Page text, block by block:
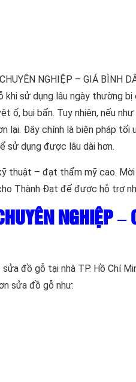
NGHIỆP – GIÁ BÌNH
khi sử dụng lâu ngày thường
ố, bụi bẩn. Tuy nhiên, nếu
lại. Đây chính là biện pháp tối
sử dụng được lâu dài hơn.
thuật – đạt thẩm mỹ cao.
Thành Đạt để được hỗ trợ
NGHIỆP –
đồ gỗ tại nhà TP. Hồ Chí
sửa đồ gỗ như: